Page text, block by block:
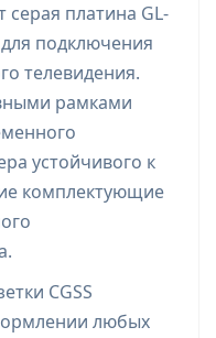
серая платина GL-
подключения
телевидения.
рамками
устойчивого к
комплектующие
CGSS
любых